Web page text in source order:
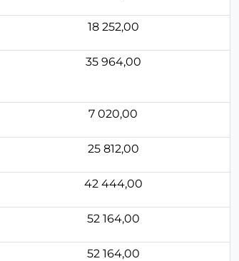
18 252,00
35 964,00
7 020,00
25 812,00
42 444,00
52 164,00
52 164,00